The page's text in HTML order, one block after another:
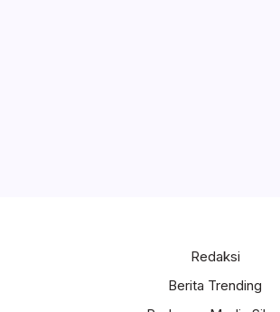
Redaksi
Berita Trending